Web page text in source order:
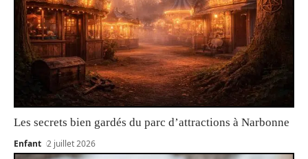
Les secrets bien gardés du parc d’attractions à Narbonne
Enfant 2 juillet 2026